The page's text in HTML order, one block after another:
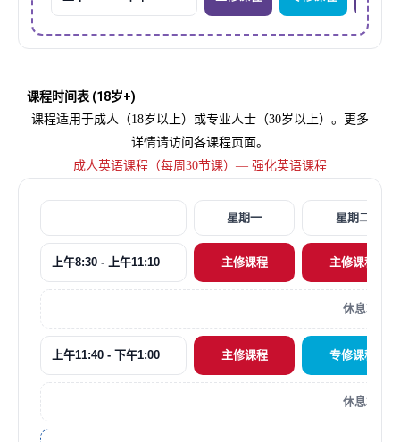
课程时间表 (18岁+)
课程适用于成人（18岁以上）或专业人士（30岁以上）。更多
详情请访问各课程页面。
成人英语课程（每周30节课）— 强化英语课程
星期一 星期二
上午8:30 - 上午11:10 主修课程 主修课程
休息30分
上午11:40 - 下午1:00 主修课程 专修课程
休息20分